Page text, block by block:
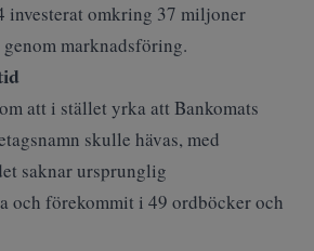
investerat omkring 37 miljoner
marknadsföring.
att i stället yrka att Bankomats
skulle hävas, med
saknar ursprunglig
och förekommit i 49 ordböcker och